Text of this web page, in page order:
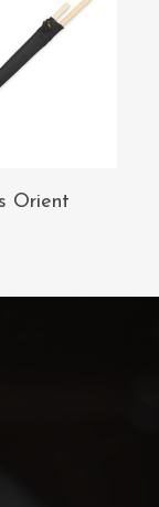
AL
Orient